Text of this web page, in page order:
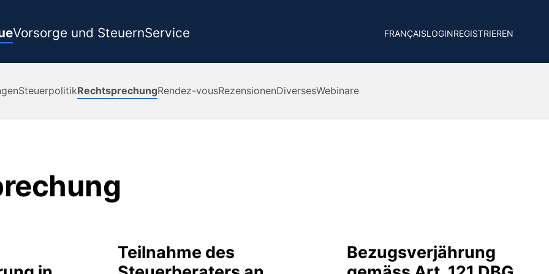
Vorsorge und SteuernService FRANÇAISLOGINREGISTRIEREN
SteuerpolitikRechtsprechungRendez-vousRezensionenDiversesWebinare
Teilnahme des
Bezugsverjährung